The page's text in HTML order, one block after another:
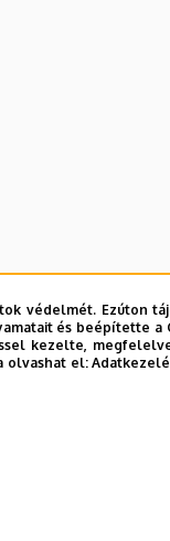
védelmét. Ezúton
és beépítette a
kezelte,
olvashat el: